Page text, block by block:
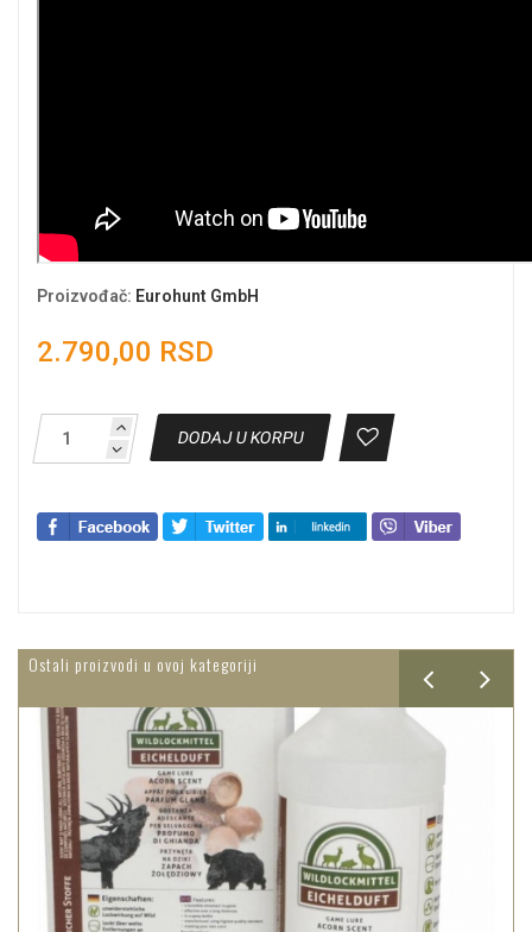
Proizvođač: Eurohunt GmbH
2.790,00 RSD
DODAJ U KORPU
Ostali proizvodi u ovoj kategoriji